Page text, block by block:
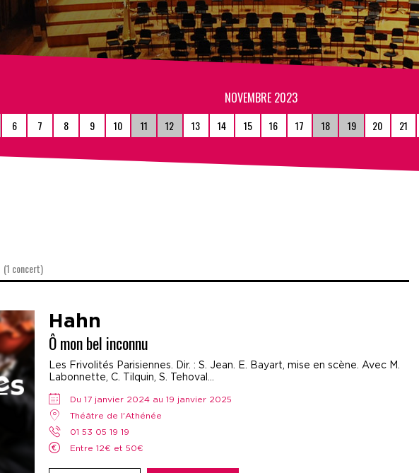
NOVEMBRE 2023
6 7 8 9 10 11 12 13 14 15 16 17 18 19 20 21
(1 concert)
Hahn
Ô mon bel inconnu
Les Frivolités Parisiennes. Dir. : S. Jean. E. Bayart, mise en scène. Avec M.
Labonnette, C. Tilquin, S. Tehoval…
Du 17 janvier 2024 au 19 janvier 2025
Théâtre de l'Athénée
01 53 05 19 19
Entre 12€ et 50€